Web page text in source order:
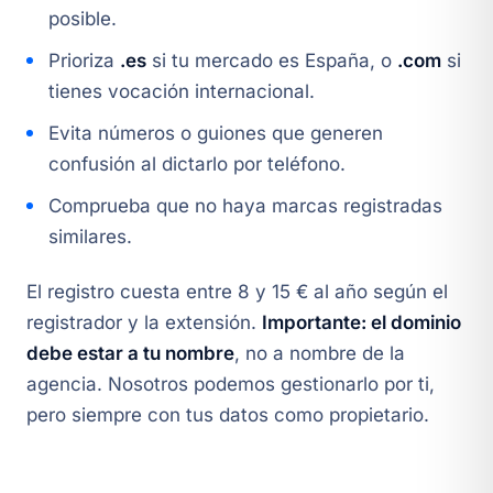
posible.
Prioriza .es si tu mercado es España, o .com si
tienes vocación internacional.
Evita números o guiones que generen
confusión al dictarlo por teléfono.
Comprueba que no haya marcas registradas
similares.
El registro cuesta entre 8 y 15 € al año según el
registrador y la extensión. Importante: el dominio
debe estar a tu nombre, no a nombre de la
agencia. Nosotros podemos gestionarlo por ti,
pero siempre con tus datos como propietario.